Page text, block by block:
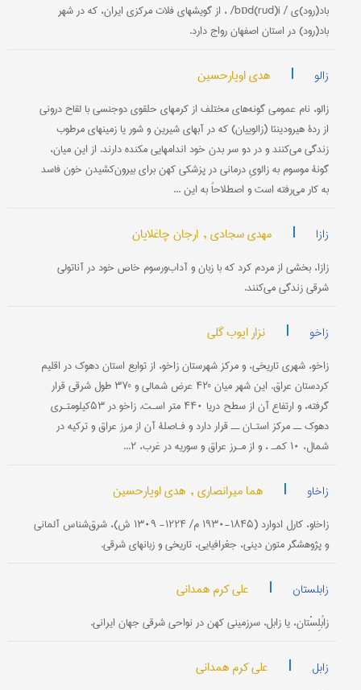
باد(رود)ی / bɒd(rud)i/ ، از گویشهای فلات مرکزی ایران، که در شهر
باد(رود) در استان اصفهان رواج دارد.
زالو | هدی اویارحسین
زالو، نام عمومی گونه‌های مختلف از کرمهای حلقوی دوجنسی با لقاح درونی
از ردۀ هیرودینئا (زالوییان) که در آبهای شیرین و شور یا زمینهای مرطوب
زندگی می‌کنند و در دو سر بدن خود اندامهایی مکنده دارند. از این میان،
گونۀ موسوم به زالویِ درمانی در پزشکی کهن برای بیرون‌کشیدن خون فاسد
به کار می‌رفته است و اصطلاحاً به این ...
زازا | مهدی سجادی , ارجان چاغلایان
زازا، بخشی از مردم کرد که با زبان و آداب‌و‌رسوم خاص خود در آناتولی
شرقی زندگی می‌کنند.
زاخو | نزار ایوب گلی
زاخو، شهری تاریخی، و مرکز شهرستان زاخو، از توابع استان دهوک در اقلیم
کردستان عراق. این شهر میان °۴۲ عرض شمالی و °۳۷ طول شرقی قرار
گرفته، و ارتفاع آن از سطح دریا ۴۴۰ متر اسـت. زاخو در ۵۳کیلومتـری
دهوک ــ مرکز استـان ــ قرار دارد و فـاصلۀ آن از مرز عراق و ترکیه در
شمال، ۱۰ کمـ ، و از مـرز عراق و سوریه در غرب، ۲...
زاخاو | هما میرانصاری , هدی اویارحسین
زاخاو، کارل ادوارد (۱۸۴۵-۱۹۳۰ م/ ۱۲۲۴- ۱۳۰۹ ش)، شرق‌شناس آلمانی
و پژوهشگر متون دینی، جغرافیایی، تاریخی و زبانهای شرقی.
زابلستان | علی کرم همدانی
زابُلِسْتان، یا زابل، سرزمینی کهن در نواحی شرقی جهان ایرانی.
زابل | علی کرم همدانی